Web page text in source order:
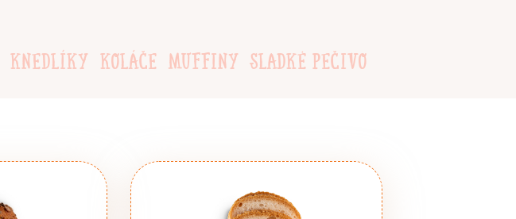
KNEDLÍKY KOLÁČE MUFFINY SLADKÉ PEČIVO